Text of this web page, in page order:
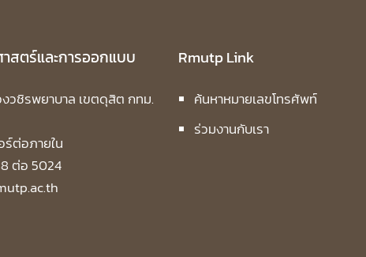
สตร์และการออกแบบ
วชิรพยาบาล เขตดุสิต กทม.
ร์ต่อภายใน
ต่อ 5024
Rmutp Link
ค้นหาหมายเลขโทรศัพท์
ร่วมงานกับเรา